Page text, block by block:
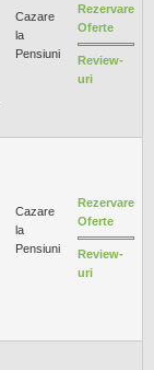
Cazare
la
Pensiuni
Rezervare
Oferte
Review-
uri
Cazare
la
Pensiuni
Rezervare
Oferte
Review-
uri